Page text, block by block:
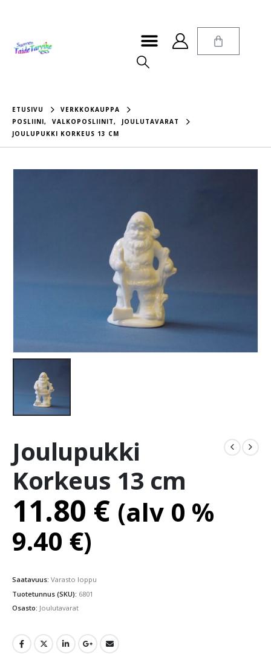
ETUSIVU
VERKKOKAUPPA
POSLIINI, VALKOPOSLIINIT,
JOULUTAVARAT
JOULUPUKKI KORKEUS 13 CM
Joulupukki
Korkeus 13 cm
11.80 € (alv 0 %
9.40 €)
Saatavuus: Varasto loppu
Tuotetunnus (SKU): 6801
Osasto: Joulutavarat